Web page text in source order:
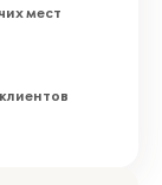
мест